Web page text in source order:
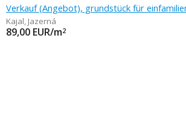
Verkauf (Angebot), grundstück für
Kajal, Jazerná
89,00 EUR/m2